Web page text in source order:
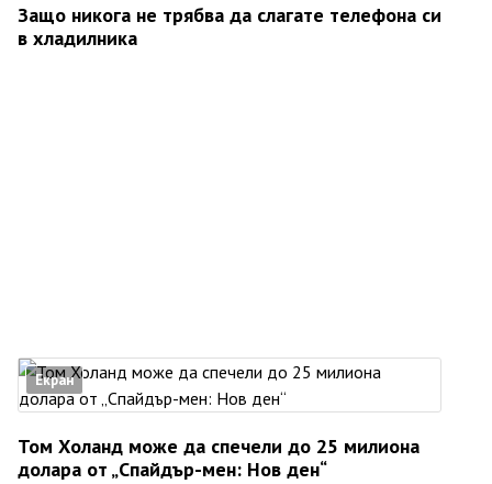
Защо никога не трябва да слагате телефона си
в хладилника
Екран
Том Холанд може да спечели до 25 милиона
долара от „Спайдър-мен: Нов ден“